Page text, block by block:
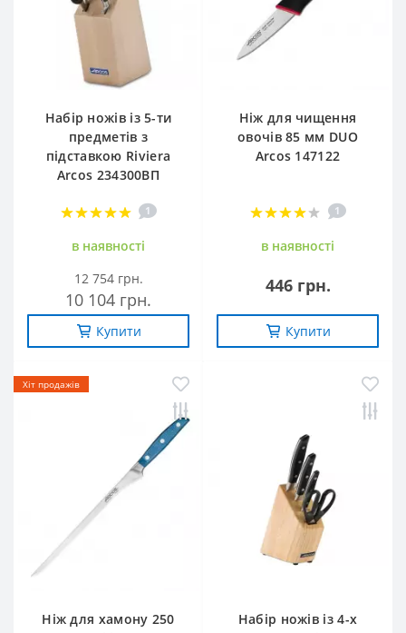
Набір ножів із 5-ти
предметів з
підставкою Riviera
Arcos 234300ВП
1
в наявностi
12 754 грн.
10 104 грн.
Купити
Ніж для чищення
овочів 85 мм DUO
Arcos 147122
1
в наявностi
446 грн.
Купити
Хіт продажів
Ніж для хамону 250
Набір ножів із 4-х